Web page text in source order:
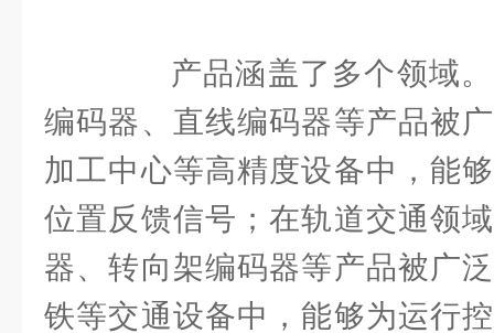
产品涵盖了多个领域。
编码器、直线编码器等产品被
加工中心等高精度设备中，能
位置反馈信号；在轨道交通领
器、转向架编码器等产品被广
铁等交通设备中，能够为运行